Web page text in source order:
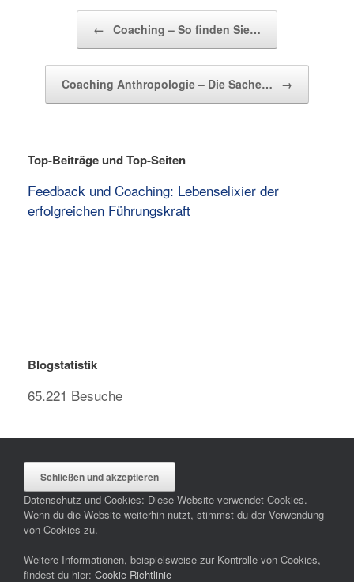
← Coaching – So finden Sie…
Coaching Anthropologie – Die Sache… →
Top-Beiträge und Top-Seiten
Feedback und Coaching: Lebenselixier der
erfolgreichen Führungskraft
Blogstatistik
65.221 Besuche
Datenschutz und Cookies: Diese Website verwendet Cookies.
Wenn du die Website weiterhin nutzt, stimmst du der Verwendung
von Cookies zu.
Weitere Informationen, beispielsweise zur Kontrolle von Cookies,
findest du hier: Cookie-Richtlinie